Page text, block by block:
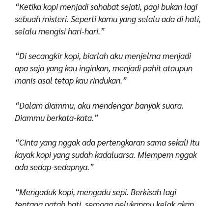
“Ketika kopi menjadi sahabat sejati, pagi bukan lagi
sebuah misteri. Seperti kamu yang selalu ada di hati,
selalu mengisi hari-hari.”
“Di secangkir kopi, biarlah aku menjelma menjadi
apa saja yang kau inginkan, menjadi pahit ataupun
manis asal tetap kau rindukan.”
“Dalam diammu, aku mendengar banyak suara.
Diammu berkata-kata.”
“Cinta yang nggak ada pertengkaran sama sekali itu
kayak kopi yang sudah kadaluarsa. Mlempem nggak
ada sedap-sedapnya.”
“Mengaduk kopi, mengadu sepi. Berkisah lagi